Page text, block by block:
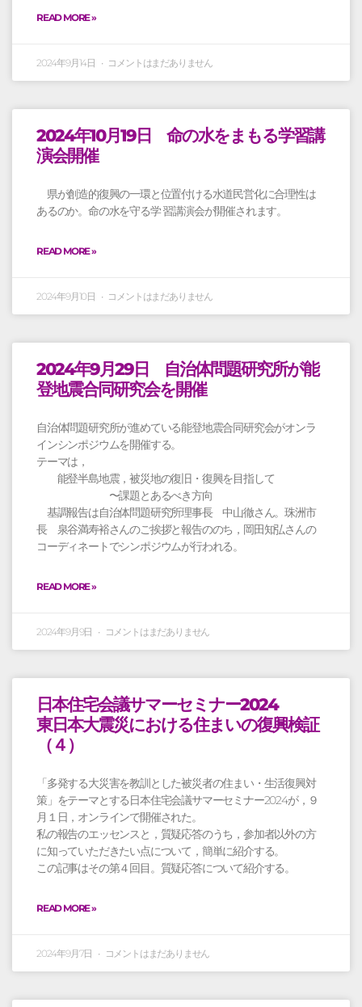
READ MORE »
2024年9月14日 コメントはまだありません
2024年10月19日 命の水をまもる学習講
演会開催
県が創造的復興の一環と位置付ける水道民営化に合理性は
あるのか。命の水を守る学 習講演会が開催されます。
READ MORE »
2024年9月10日 コメントはまだありません
2024年9月29日 自治体問題研究所が能
登地震合同研究会を開催
自治体問題研究所が進めている能登地震合同研究会がオンラ
インシンポジウムを開催する。
テーマは，
能登半島地震，被災地の復旧・復興を目指して
〜課題とあるべき方向
基調報告は自治体問題研究所理事長 中山徹さん。珠洲市
長 泉谷満寿裕さんのご挨拶と報告ののち，岡田知弘さんの
コーディネートでシンポジウムが行われる。
READ MORE »
2024年9月9日 コメントはまだありません
日本住宅会議サマーセミナー2024
東日本大震災における住まいの復興検証
（４）
「多発する大災害を教訓とした被災者の住まい・生活復興対
策」をテーマとする日本住宅会議サマーセミナー2024が，９
月１日，オンラインで開催された。
私の報告のエッセンスと，質疑応答のうち，参加者以外の方
に知っていただきたい点について，簡単に紹介する。
この記事はその第４回目。質疑応答について紹介する。
READ MORE »
2024年9月7日 コメントはまだありません